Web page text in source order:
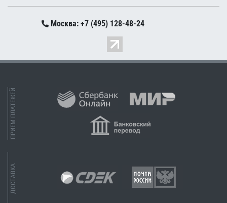
Москва: +7 (495) 128-48-24
ПРИЕМ ПЛАТЕЖЕЙ
ДОСТАВКА